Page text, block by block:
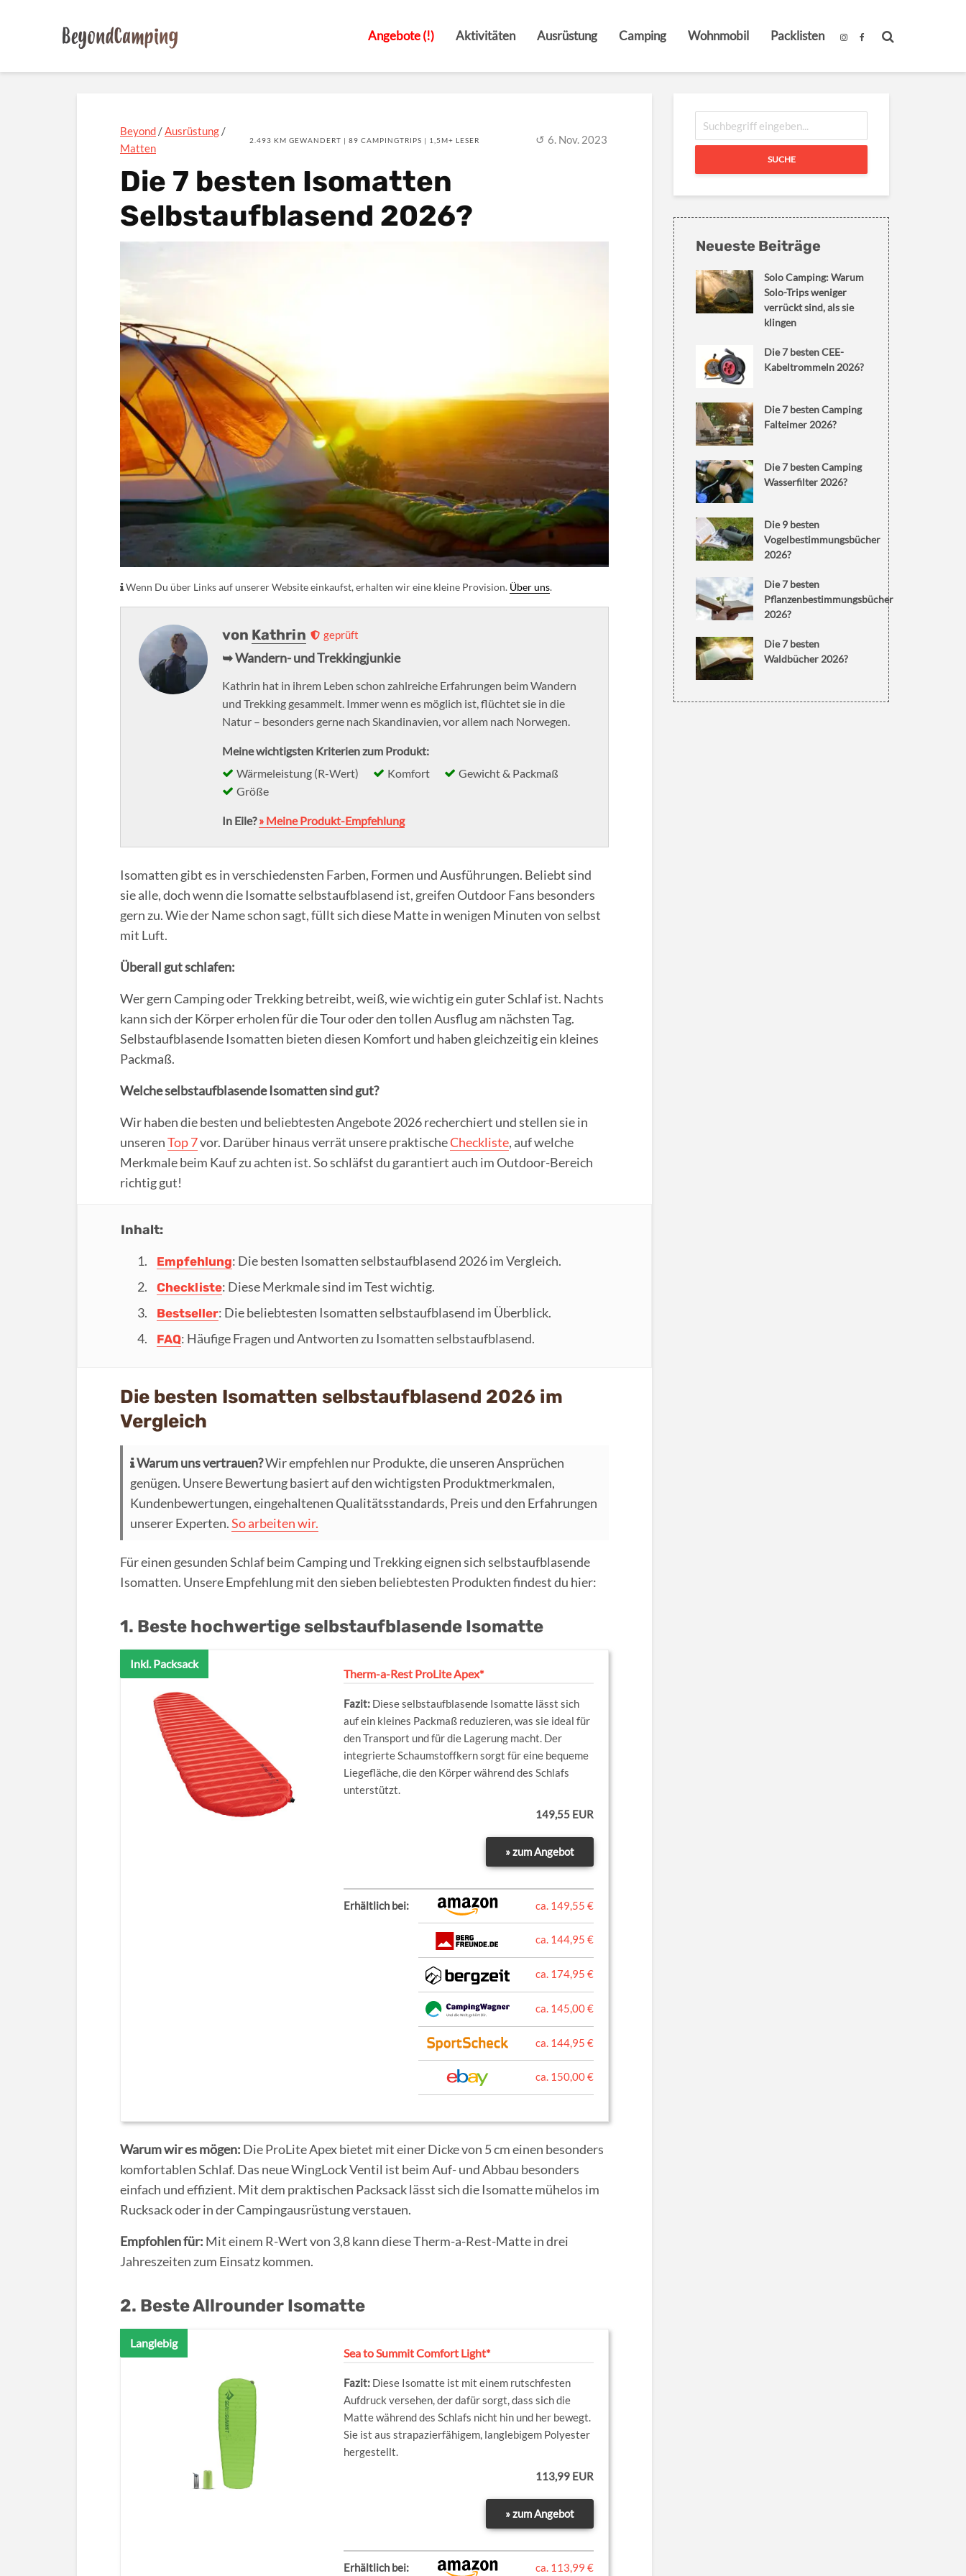
Angebote (!) Aktivitäten Ausrüstung Camping Wohnmobil Packlisten
Beyond /Ausrüstung /
Matten
2.493 KM GEWANDERT | 89 CAMPINGTRIPS | 1,5M+ LESER 6. Nov. 2023
Die 7 besten Isomatten
Selbstaufblasend 2026?
Wenn Du über Links auf unserer Website einkaufst, erhalten wir eine kleine Provision. Über uns.
von Kathrin geprüft
➥ Wandern- und Trekkingjunkie
Kathrin hat in ihrem Leben schon zahlreiche Erfahrungen beim Wandern
und Trekking gesammelt. Immer wenn es möglich ist, flüchtet sie in die
Natur – besonders gerne nach Skandinavien, vor allem nach Norwegen.
Meine wichtigsten Kriterien zum Produkt:
Wärmeleistung (R-Wert)
Komfort
Gewicht & Packmaß
Größe
In Eile?» Meine Produkt-Empfehlung
Isomatten gibt es in verschiedensten Farben, Formen und Ausführungen. Beliebt sind
sie alle, doch wenn die Isomatte selbstaufblasend ist, greifen Outdoor Fans besonders
gern zu. Wie der Name schon sagt, füllt sich diese Matte in wenigen Minuten von selbst
mit Luft.
Überall gut schlafen:
Wer gern Camping oder Trekking betreibt, weiß, wie wichtig ein guter Schlaf ist. Nachts
kann sich der Körper erholen für die Tour oder den tollen Ausflug am nächsten Tag.
Selbstaufblasende Isomatten bieten diesen Komfort und haben gleichzeitig ein kleines
Packmaß.
Welche selbstaufblasende Isomatten sind gut?
Wir haben die besten und beliebtesten Angebote 2026 recherchiert und stellen sie in
unserenTop 7vor. Darüber hinaus verrät unsere praktischeCheckliste, auf welche
Merkmale beim Kauf zu achten ist. So schläfst du garantiert auch im Outdoor-Bereich
richtig gut!
Inhalt:
Empfehlung: Die besten Isomatten selbstaufblasend 2026 im Vergleich.
Checkliste: Diese Merkmale sind im Test wichtig.
Bestseller: Die beliebtesten Isomatten selbstaufblasend im Überblick.
FAQ: Häufige Fragen und Antworten zu Isomatten selbstaufblasend.
Die besten Isomatten selbstaufblasend 2026 im
Vergleich
Warum uns vertrauen?Wir empfehlen nur Produkte, die unseren Ansprüchen
genügen. Unsere Bewertung basiert auf den wichtigsten Produktmerkmalen,
Kundenbewertungen, eingehaltenen Qualitätsstandards, Preis und den Erfahrungen
unserer Experten.So arbeiten wir.
Für einen gesunden Schlaf beim Camping und Trekking eignen sich selbstaufblasende
Isomatten. Unsere Empfehlung mit den sieben beliebtesten Produkten findest du hier:
1. Beste hochwertige selbstaufblasende Isomatte
Inkl. Packsack
Therm-a-Rest ProLite Apex*
Diese selbstaufblasende Isomatte lässt sich
auf ein kleines Packmaß reduzieren, was sie ideal für
den Transport und für die Lagerung macht. Der
integrierte Schaumstoffkern sorgt für eine bequeme
Liegefläche, die den Körper während des Schlafs
unterstützt.
149,55 EUR
» zum Angebot
Erhältlich bei: ca. 149,55 €
ca. 144,95 €
ca. 174,95 €
ca. 145,00 €
ca. 144,95 €
ca. 150,00 €
Warum wir es mögen: Die ProLite Apex bietet mit einer Dicke von 5 cm einen besonders
komfortablen Schlaf. Das neue WingLock Ventil ist beim Auf- und Abbau besonders
einfach und effizient. Mit dem praktischen Packsack lässt sich die Isomatte mühelos im
Rucksack oder in der Campingausrüstung verstauen.
Empfohlen für: Mit einem R-Wert von 3,8 kann diese Therm-a-Rest-Matte in drei
Jahreszeiten zum Einsatz kommen.
2. Beste Allrounder Isomatte
Langlebig
Sea to Summit Comfort Light*
Diese Isomatte ist mit einem rutschfesten
Aufdruck versehen, der dafür sorgt, dass sich die
Matte während des Schlafs nicht hin und her bewegt.
Sie ist aus strapazierfähigem, langlebigem Polyester
hergestellt.
113,99 EUR
» zum Angebot
Erhältlich bei: ca. 113,99 €
SUCHE
Neueste Beiträge
Solo Camping: Warum
Solo-Trips weniger
verrückt sind, als sie
klingen
Die 7 besten CEE-
Kabeltrommeln 2026?
Die 7 besten Camping
Falteimer 2026?
Die 7 besten Camping
Wasserfilter 2026?
Die 9 besten
Vogelbestimmungsbücher
2026?
Die 7 besten
Pflanzenbestimmungsbücher
2026?
Die 7 besten
Waldbücher 2026?